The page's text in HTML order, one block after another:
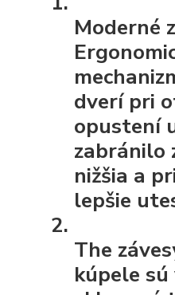
Moderné
dverí pri
opustení
zabránilo
nižšia a
lepšie
The
kúpele